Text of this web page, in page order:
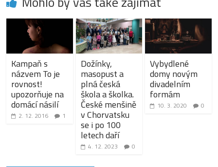
Kampaň s
názvem To je
rovnost!
upozorňuje na
domácí násilí
2. 12. 2016 1
Dožínky,
masopust a
plná česká
škola a školka.
České menšině
v Chorvatsku
se i po 100
letech daří
4. 12. 2023 0
Vybydlené
domy novým
divadelním
formám
10. 3. 2020 0